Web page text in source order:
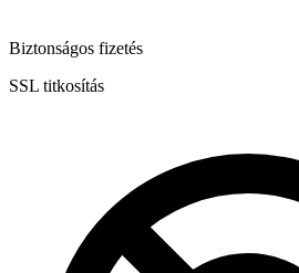
Biztonságos fizetés
SSL titkosítás